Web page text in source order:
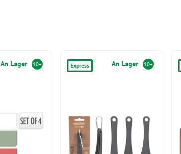
An Lager 10+ Express An Lager 10+